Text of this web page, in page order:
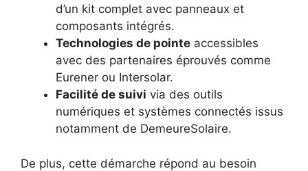
d’un kit complet avec panneaux et
composants intégrés.
Technologies de pointe accessibles
avec des partenaires éprouvés comme
Eurener ou Intersolar.
Facilité de suivi via des outils
numériques et systèmes connectés issus
notamment de DemeureSolaire.
De plus, cette démarche répond au besoin